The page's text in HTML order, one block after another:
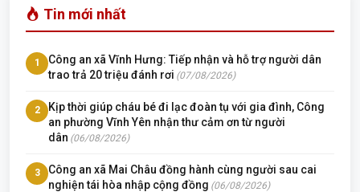
Tin mới nhất
1
Công an xã Vĩnh Hưng: Tiếp nhận và hỗ trợ người dân
trao trả 20 triệu đánh rơi (07/08/2026)
2
Kịp thời giúp cháu bé đi lạc đoàn tụ với gia đình, Công
an phường Vĩnh Yên nhận thư cảm ơn từ người
dân (06/08/2026)
3
Công an xã Mai Châu đồng hành cùng người sau cai
nghiện tái hòa nhập cộng đồng (06/08/2026)